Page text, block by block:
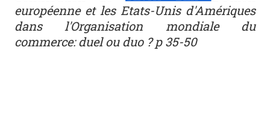
européenne et les Etats-Unis d'Amériques
dans l'Organisation mondiale du
commerce: duel ou duo ? p 35-50